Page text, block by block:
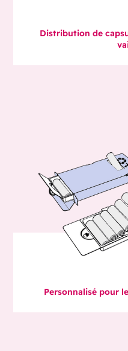
Distribution de
Personnalisé pour